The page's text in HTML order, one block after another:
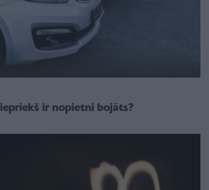
ir nopietni bojāts?